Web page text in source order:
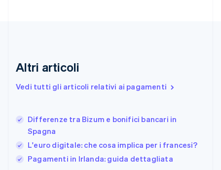
Altri articoli
Vedi tutti gli articoli relativi ai pagamenti
Differenze tra Bizum e bonifici bancari in
Spagna
L'euro digitale: che cosa implica per i francesi?
Pagamenti in Irlanda: guida dettagliata
FrançaisEnglish
DeutschEnglish
Gibilterra
Grecia
English
India
English